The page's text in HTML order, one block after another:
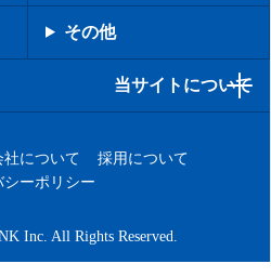
その他
当サイトについて
社について
採用について
シーポリシー
Inc. All Rights Reserved.